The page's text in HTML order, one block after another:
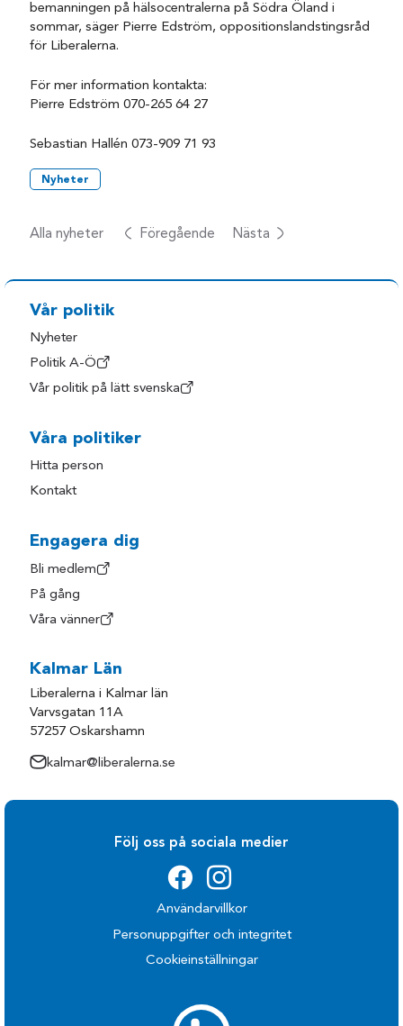
bemanningen på hälsocentralerna på Södra Öland i
sommar, säger Pierre Edström, oppositionslandstingsråd
för Liberalerna.
För mer information kontakta:
Pierre Edström 070-265 64 27
Sebastian Hallén 073-909 71 93
Nyheter
Alla nyheter Föregående Nästa
Vår politik
Nyheter
Politik A-Ö
Vår politik på lätt svenska
Våra politiker
Hitta person
Kontakt
Engagera dig
Bli medlem
På gång
Våra vänner
Kalmar Län
Liberalerna i Kalmar län
Varvsgatan 11A
57257 Oskarshamn
kalmar@liberalerna.se
Följ oss på sociala medier
Användarvillkor
Personuppgifter och integritet
Cookieinställningar